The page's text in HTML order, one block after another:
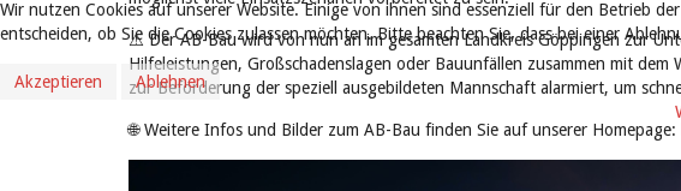
⚠️ Der AB-Bau wird von nun an im gesamten Landkreis Göppingen zur
Hilfeleistungen, Großschadenslagen oder Bauunfällen zusammen mit dem
zur Beförderung der speziell ausgebildeten Mannschaft alarmiert, um
🌐 Weitere Infos und Bilder zum AB-Bau finden Sie auf unserer Homepage:
Wir nutzen Cookies auf unserer Website. Einige von ihnen sind essenziell für den Betrieb
entscheiden, ob Sie die Cookies zulassen möchten. Bitte beachten Sie, dass bei einer
Akzeptieren
Ablehnen